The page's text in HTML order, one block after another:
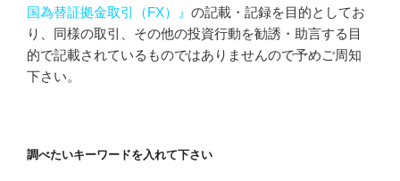
国為替証拠金取引（FX）』 の記載・記録を目的としてお
り、同様の取引、その他の投資行動を勧誘・助言する目
的で記載されているものではありませんので予めご周知
下さい。
調べたいキーワードを入れて下さい